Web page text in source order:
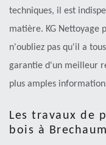
techniques, il est
matière. KG Nettoyage
n'oubliez pas qu'il a
garantie d'un meilleur
plus amples
Les travaux de
bois à